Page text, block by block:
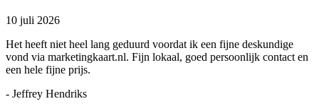
10 juli 2026
Het heeft niet heel lang geduurd voordat ik een fijne deskundige
vond via marketingkaart.nl. Fijn lokaal, goed persoonlijk contact en
een hele fijne prijs.
- Jeffrey Hendriks